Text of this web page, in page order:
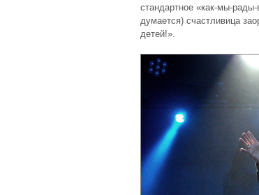
стандартное «как-мы-
думается) счастливица
детей!».